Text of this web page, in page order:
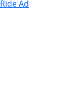
Ride Ad